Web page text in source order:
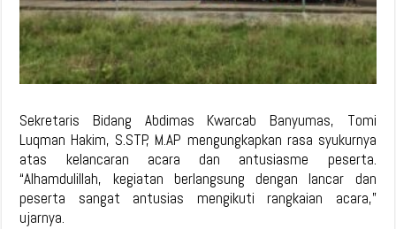
Sekretaris Bidang Abdimas Kwarcab Banyumas, Tomi
Luqman Hakim, S.STP, M.AP mengungkapkan rasa syukurnya
atas kelancaran acara dan antusiasme peserta.
“Alhamdulillah, kegiatan berlangsung dengan lancar dan
peserta sangat antusias mengikuti rangkaian acara,”
ujarnya.